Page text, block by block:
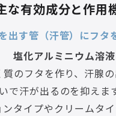
な有効成分と作用
出す管（汗管）にフタ
塩化アルミニウム溶液
質のフタを作り、汗腺
いで汗が出るのを抑えま
ンタイプやクリームタ